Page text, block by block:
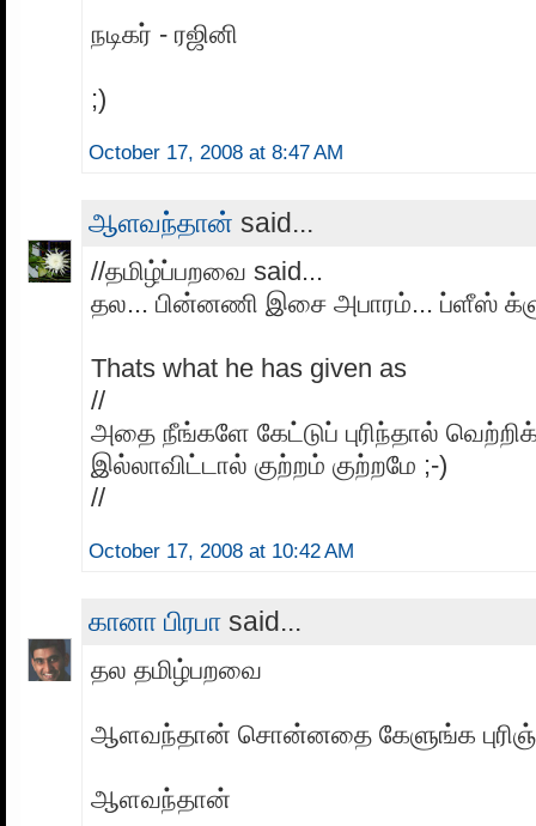
நடிகர் - ரஜினி
;)
October 17, 2008 at 8:47 AM
ஆளவந்தான் said...
//தமிழ்ப்பறவை said...
தல... பின்னணி இசை அபாரம்... ப்ளீஸ்
Thats what he has given as
//
அதை நீங்களே கேட்டுப் புரிந்தால்
இல்லாவிட்டால் குற்றம் குற்றமே ;-)
//
October 17, 2008 at 10:42 AM
கானா பிரபா said...
தல‌ தமிழ்பறவை
ஆளவந்தான் சொன்னதை கேளுங்க
ஆளவந்தான்